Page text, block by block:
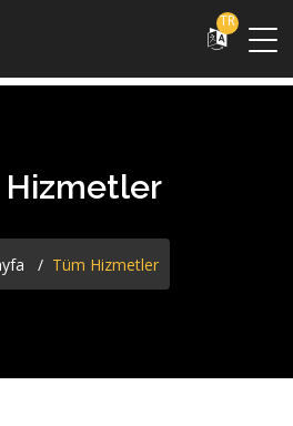
TR
Hizmetler
Tüm Hizmetler